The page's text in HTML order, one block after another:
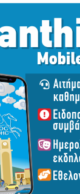
Έως 5